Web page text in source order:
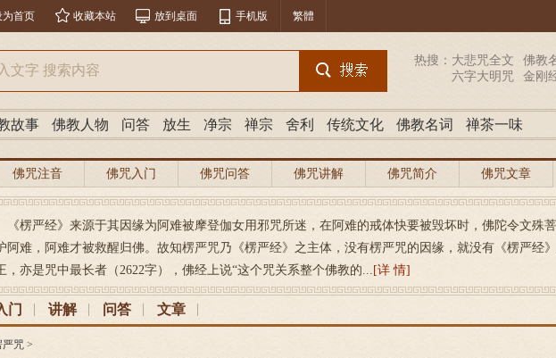
为首页 收藏本站 放到桌面 手机版 繁體
热搜： 大悲咒全文 佛教
六字大明咒
金刚
故事 佛教人物 问答 放生 净宗 禅宗 舍利 传统文化 佛教名词 禅茶一味
佛咒注音 佛咒入门 佛咒问答 佛咒讲解 佛咒简介 佛咒文章
《楞严经》来源于其因缘为阿难被摩登伽女用邪咒所迷，在阿难的戒体快要被毁坏时，佛陀令文殊
阿难，阿难才被救醒归佛。故知楞严咒乃《楞严经》之主体，没有楞严咒的因缘，就没有《楞严经
，亦是咒中最长者（2622字），佛经上说“这个咒关系整个佛教的... [详 情]
门 讲解 问答 文章
严咒 >